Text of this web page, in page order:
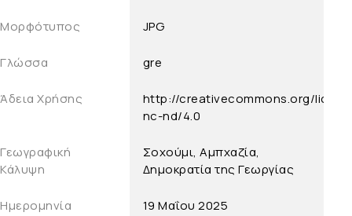
Μορφότυπος JPG
Γλώσσα gre
Άδεια Χρήσης
http://creativecommons.org/
nc-nd/4.0
Γεωγραφική
Κάλυψη
Σοχούμι, Αμπχαζία,
Δημοκρατία της Γεωργίας
Ημερομηνία
19 Μαΐου 2025